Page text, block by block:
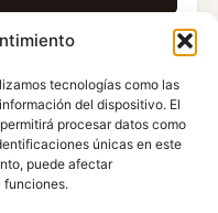
tecnologías como las
del dispositivo. El
procesar datos como
únicas en este
puede afectar
funciones.